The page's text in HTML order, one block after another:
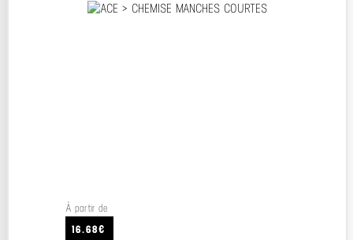
À partir de
16.68€